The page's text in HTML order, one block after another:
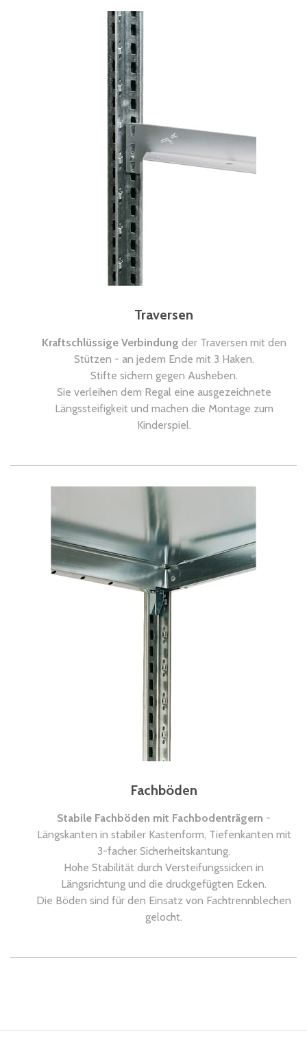
Traversen
Kraftschlüssige Verbindung der Traversen mit den
Stützen - an jedem Ende mit 3 Haken.
Stifte sichern gegen Ausheben.
Sie verleihen dem Regal eine ausgezeichnete
Längssteifigkeit und machen die Montage zum
Kinderspiel.
Fachböden
Stabile Fachböden mit Fachbodenträgern -
Längskanten in stabiler Kastenform, Tiefenkanten mit
3-facher Sicherheitskantung.
Hohe Stabilität durch Versteifungssicken in
Längsrichtung und die druckgefügten Ecken.
Die Böden sind für den Einsatz von Fachtrennblechen
gelocht.